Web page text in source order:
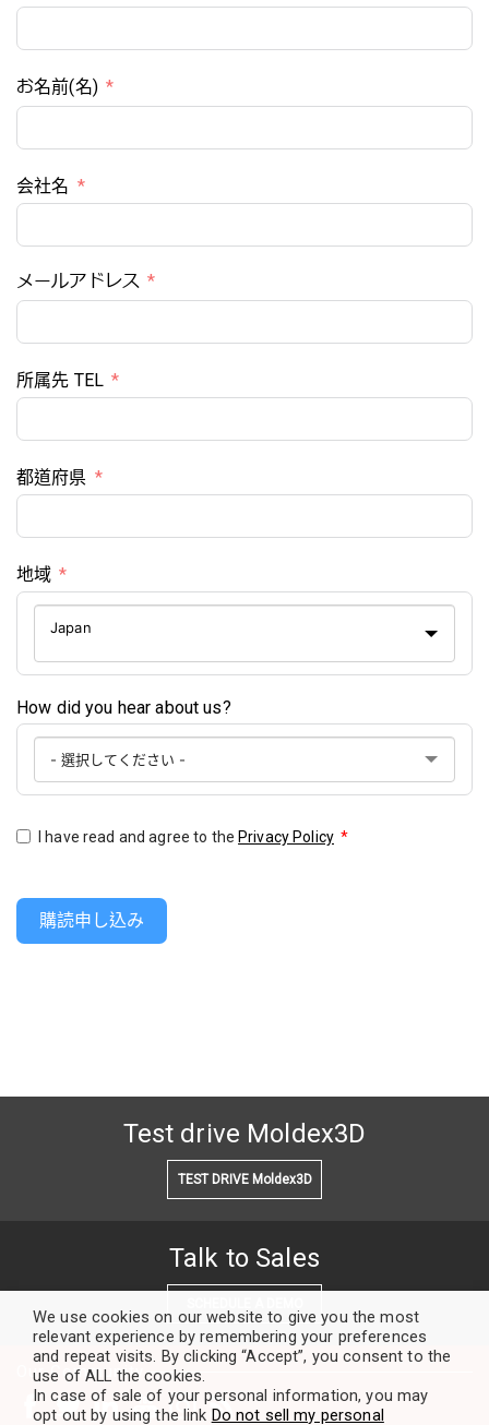
お名前(名)
会社名
メールアドレス
所属先 TEL
都道府県
地域
Japan
How did you hear about us?
I have read and agree to the Privacy Policy *
購読申し込み
Test drive Moldex3D
TEST DRIVE Moldex3D
Talk to Sales
Our Community
We use cookies on our website to give you the most
relevant experience by remembering your preferences
and repeat visits. By clicking “Accept”, you consent to the
use of ALL the cookies.
In case of sale of your personal information, you may
opt out by using the link Do not sell my personal